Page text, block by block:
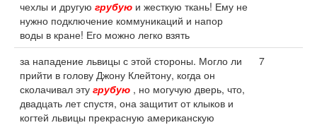
чехлы и другую грубую и жесткую ткань! Ему не
нужно подключение коммуникаций и напор
воды в кране! Его можно легко взять
за нападение львицы с этой стороны. Могло ли
прийти в голову Джону Клейтону, когда он
сколачивал эту грубую , но могучую дверь, что,
двадцать лет спустя, она защитит от клыков и
когтей львицы прекрасную американскую
7